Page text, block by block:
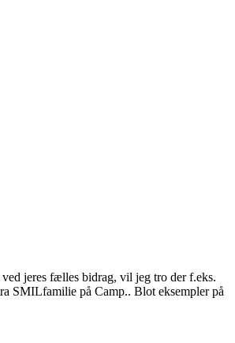
jeres fælles bidrag, vil jeg tro der f.eks.
SMILfamilie på Camp.. Blot eksempler på